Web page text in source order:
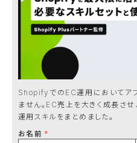
ShopifyでのEC運用においてア
ません。EC売上を大きく成長さ
運用スキルをまとめました。
お名前